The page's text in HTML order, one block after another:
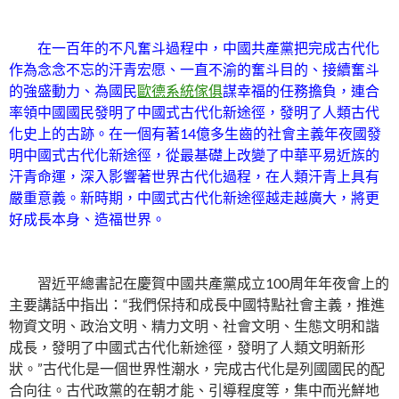
在一百年的不凡奮斗過程中，中國共產黨把完成古代化
作為念念不忘的汗青宏愿、一直不渝的奮斗目的、接續奮斗
的強盛動力、為國民歐德系統傢俱謀幸福的任務擔負，連合
率領中國國民發明了中國式古代化新途徑，發明了人類古代
化史上的古跡。在一個有著14億多生齒的社會主義年夜國發
明中國式古代化新途徑，從最基礎上改變了中華平易近族的
汗青命運，深入影響著世界古代化過程，在人類汗青上具有
嚴重意義。新時期，中國式古代化新途徑越走越廣大，將更
好成長本身、造福世界。
習近平總書記在慶賀中國共產黨成立100周年年夜會上的
主要講話中指出：“我們保持和成長中國特點社會主義，推進
物資文明、政治文明、精力文明、社會文明、生態文明和諧
成長，發明了中國式古代化新途徑，發明了人類文明新形
狀。”古代化是一個世界性潮水，完成古代化是列國國民的配
合向往。古代政黨的在朝才能、引導程度等，集中而光鮮地